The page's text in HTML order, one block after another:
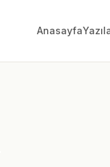
Anasayfa